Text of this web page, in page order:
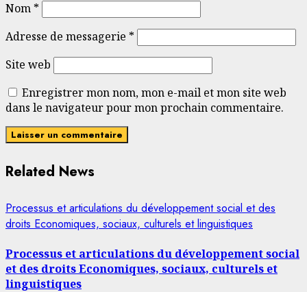
Nom *
Adresse de messagerie *
Site web
Enregistrer mon nom, mon e-mail et mon site web
dans le navigateur pour mon prochain commentaire.
Related News
Processus et articulations du développement social et des
droits Economiques, sociaux, culturels et linguistiques
Processus et articulations du développement social
et des droits Economiques, sociaux, culturels et
linguistiques